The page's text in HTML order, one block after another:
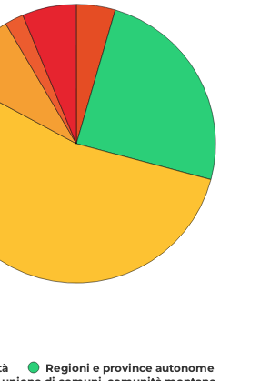
Regioni e province autonome